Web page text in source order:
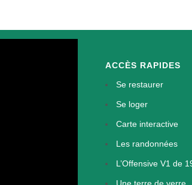
ACCÈS RAPIDES
Se restaurer
Se loger
Carte interactive
Les randonnées
L’Offensive V1 de